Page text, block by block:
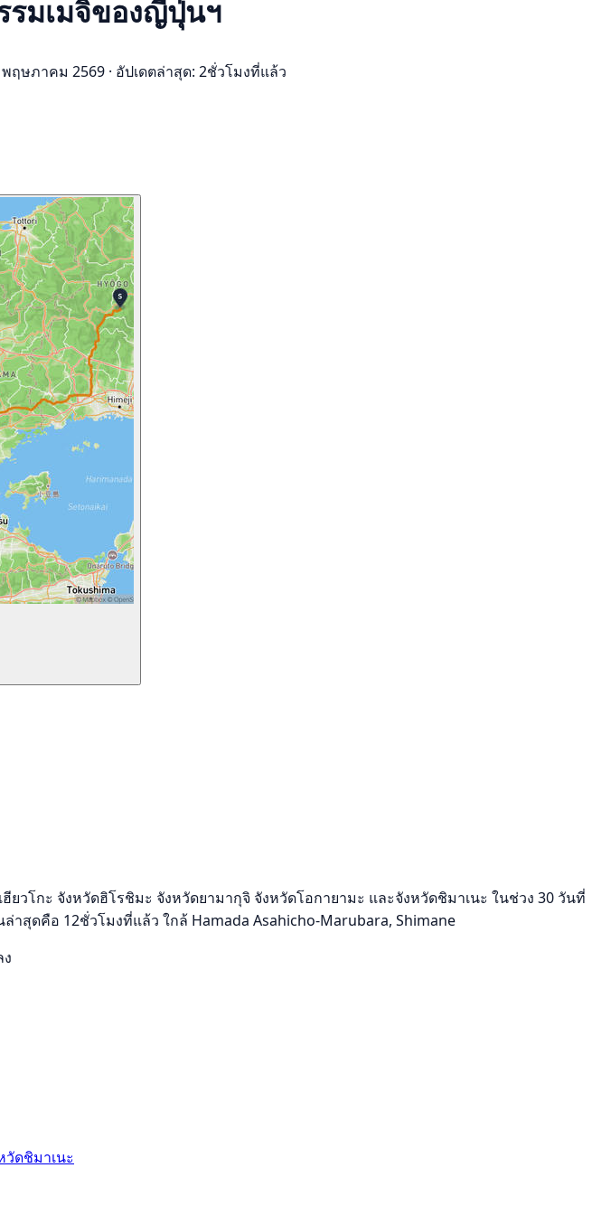
รมเมจิของญี่ปุ่นฯ
ฤษภาคม 2569 · อัปเดตล่าสุด: 2ชั่วโมงที่แล้ว
วโกะ จังหวัดฮิโรชิมะ จังหวัดยามากุจิ จังหวัดโอกายามะ และจังหวัดชิมาเนะ ในช่วง 30 วันที่
าสุดคือ 12ชั่วโมงที่แล้ว ใกล้ Hamada Asahicho-Marubara, Shimane
วัดชิมาเนะ